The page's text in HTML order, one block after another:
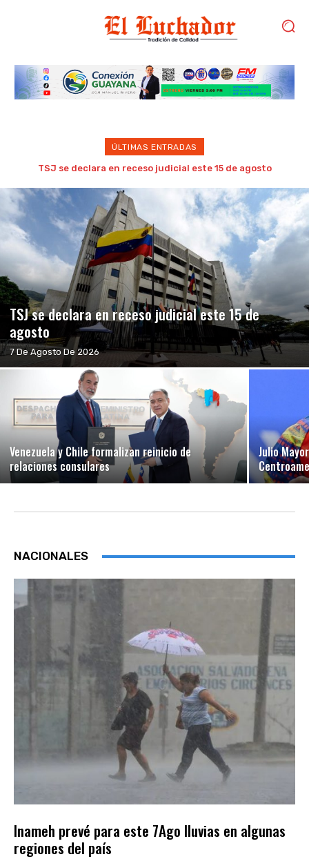
ÚLTIMAS ENTRADAS
Meta lanza la herramienta Muse Code en plena oleada de
TSJ se declara en receso judicial este 15 de
agosto
7 De Agosto De 2026
Venezuela y Chile formalizan reinicio de
relaciones consulares
Julio
NACIONALES
Inameh prevé para este 7Ago lluvias en algunas
regiones del país